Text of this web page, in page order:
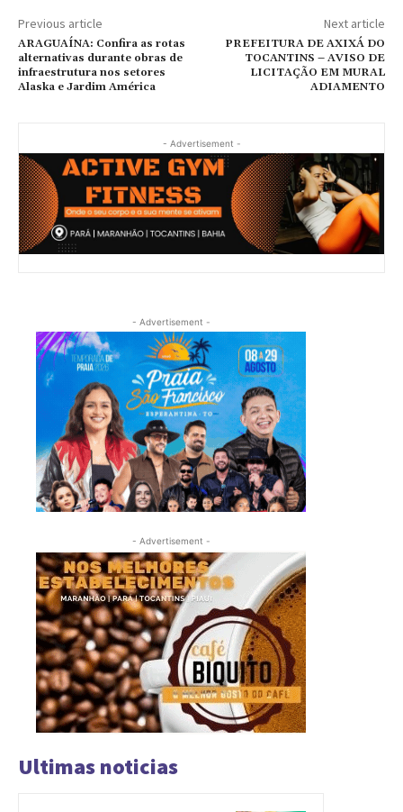
Previous article
ARAGUAÍNA: Confira as rotas
alternativas durante obras de
infraestrutura nos setores
Alaska e Jardim América
Next article
PREFEITURA DE AXIXÁ DO
TOCANTINS – AVISO DE
LICITAÇÃO EM MURAL
ADIAMENTO
- Advertisement -
- Advertisement -
- Advertisement -
Ultimas noticias